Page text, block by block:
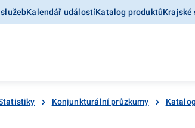
Kalendář událostíKatalog produktůKrajské
Konjunkturální průzkumy